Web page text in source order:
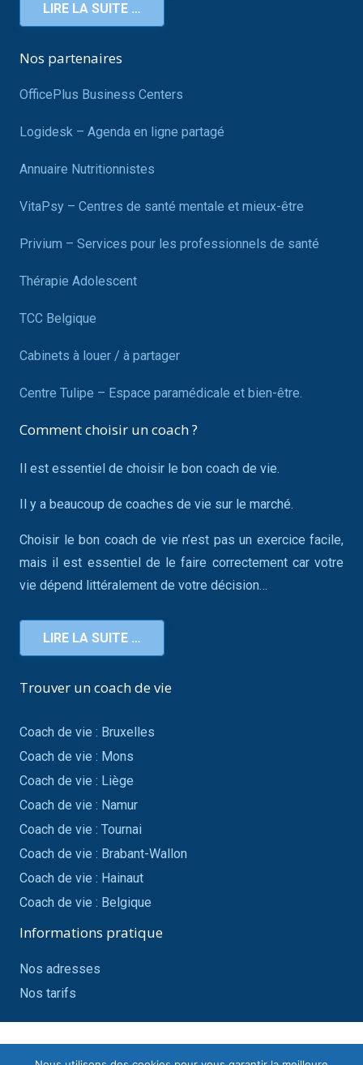
LIRE LA SUITE …
Nos partenaires
OfficePlus Business Centers
Logidesk – Agenda en ligne partagé
Annuaire Nutritionnistes
VitaPsy – Centres de santé mentale et mieux-être
Privium – Services pour les professionnels de santé
Thérapie Adolescent
TCC Belgique
Cabinets à louer / à partager
Centre Tulipe – Espace paramédicale et bien-être.
Comment choisir un coach ?
Il est essentiel de choisir le bon coach de vie.
Il y a beaucoup de coaches de vie sur le marché.
Choisir le bon coach de vie n’est pas un exercice facile,
mais il est essentiel de le faire correctement car votre
vie dépend littéralement de votre décision…
LIRE LA SUITE …
Trouver un coach de vie
Coach de vie : Bruxelles
Coach de vie : Mons
Coach de vie : Liège
Coach de vie : Namur
Coach de vie : Tournai
Coach de vie : Brabant-Wallon
Coach de vie : Hainaut
Coach de vie : Belgique
Informations pratique
Nos adresses
Nos tarifs